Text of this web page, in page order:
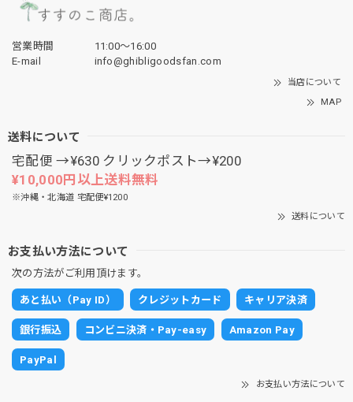
営業時間
11:00〜16:00
E-mail
info@ghibligoodsfan.com
当店について
MAP
送料について
宅配便 →¥630 クリックポスト→¥200
¥10,000円以上送料無料
※沖縄・北海道 宅配便¥1200
送料について
お支払い方法について
次の方法がご利用頂けます。
あと払い（Pay ID） クレジットカード キャリア決済
銀行振込 コンビニ決済・Pay-easy Amazon Pay
PayPal
お支払い方法について